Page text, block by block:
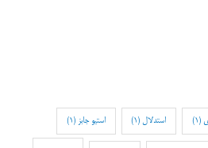
(1) استدلال (1) استیو جابز (1)